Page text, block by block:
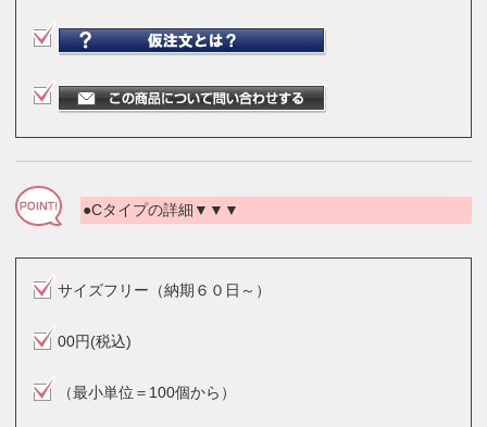
●Cタイプの詳細▼▼▼
サイズフリー（納期６０日～）
00円(税込)
（最小単位＝100個から）